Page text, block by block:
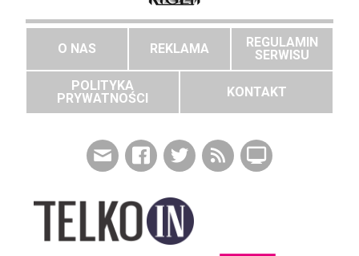
O NAS REKLAMA
REGULAMIN
SERWISU
POLITYKA
PRYWATNOŚCI
KONTAKT